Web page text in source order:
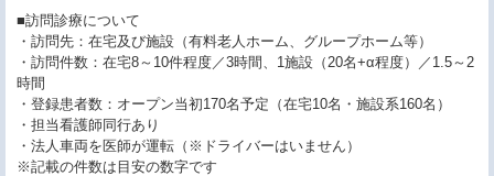
■訪問診療について
・訪問先：在宅及び施設（有料老人ホーム、グループホーム等）
・訪問件数：在宅8～10件程度／3時間、1施設（20名+α程度）／1.5～2
時間
・登録患者数：オープン当初170名予定（在宅10名・施設系160名）
・担当看護師同行あり
・法人車両を医師が運転（※ドライバーはいません）
※記載の件数は目安の数字です